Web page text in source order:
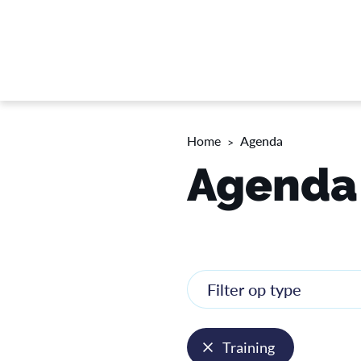
Home Agenda
Agenda
Filter op type
Training